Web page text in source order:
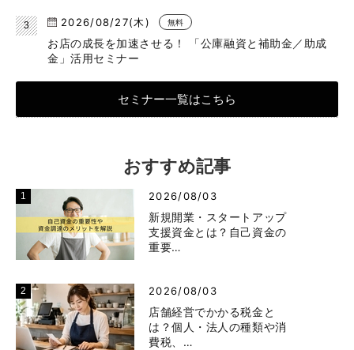
2026/08/27(木) 無料
お店の成長を加速させる！ 「公庫融資と補助金／助成
金」活用セミナー
セミナー一覧はこちら
おすすめ記事
2026/08/03
新規開業・スタートアップ
支援資金とは？自己資金の
重要…
2026/08/03
店舗経営でかかる税金と
は？個人・法人の種類や消
費税、…